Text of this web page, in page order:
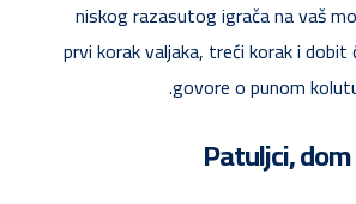
niskog razasutog igrača na vaš
prvi korak valjaka, treći korak i
govore o punom
Patuljci,